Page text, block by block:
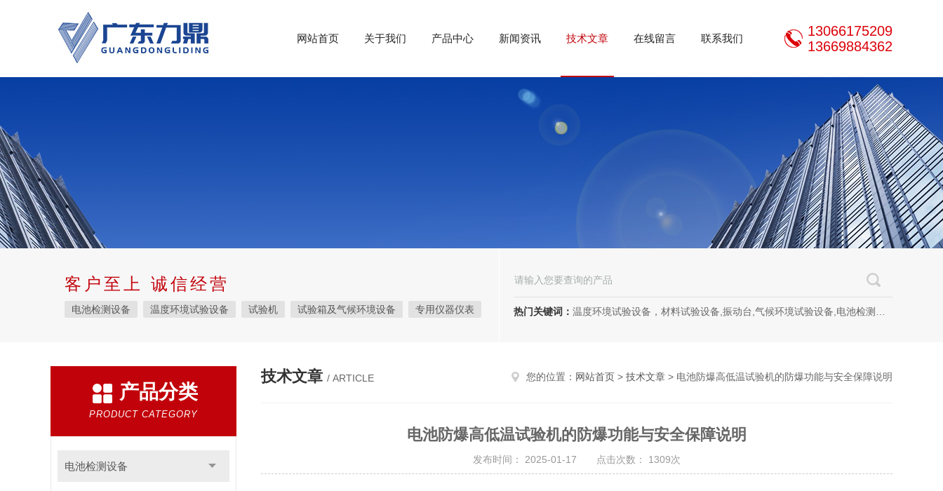
网站首页 关于我们 产品中心 新闻资讯 技术文章 在线留言 联系我们
13066175209
13669884362
客户至上 诚信经营
电池检测设备 温度环境试验设备 试验机 试验箱及气候环境设备 专用仪器仪表 热门关键词： 温度环境试验设备，材料试验设备,振动台,气候环境试验设备,电池检测设备,
产品分类
PRODUCT CATEGORY
电池检测设备
技术文章 / ARTICLE 您的位置： 网站首页 > 技术文章 > 电池防爆高低温试验机的防爆功能与安全保障说明
电池防爆高低温试验机的防爆功能与安全保障说明
发布时间： 2025-01-17 点击次数： 1309次